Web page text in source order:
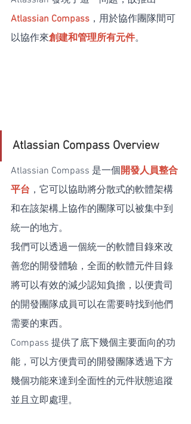
Atlassian Compass ，用於協作團隊間可
以協作來創建和管理所有元件。
Atlassian Compass Overview
Atlassian Compass 是一個 開發人員整合
平台 ，它可以協助將分散式的軟體架構
和在該架構上協作的團隊可以被集中到
統一的地方。
我們可以透過一個統一的軟體目錄來改
善您的開發體驗，全面的軟體元件目錄
將可以有效的減少認知負擔，以便貴司
的開發團隊成員可以在需要時找到他們
需要的東西。
Compass 提供了底下幾個主要面向的功
能，可以方便貴司的開發團隊透過下方
幾個功能來達到全面性的元件狀態追蹤
並且立即處理。